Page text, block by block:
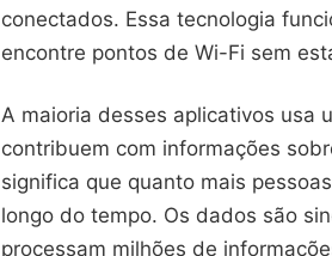
conectados. Essa tecnologia
encontre pontos de Wi-Fi sem
A maioria desses aplicativos usa
contribuem com informações
significa que quanto mais
longo do tempo. Os dados são
processam milhões de